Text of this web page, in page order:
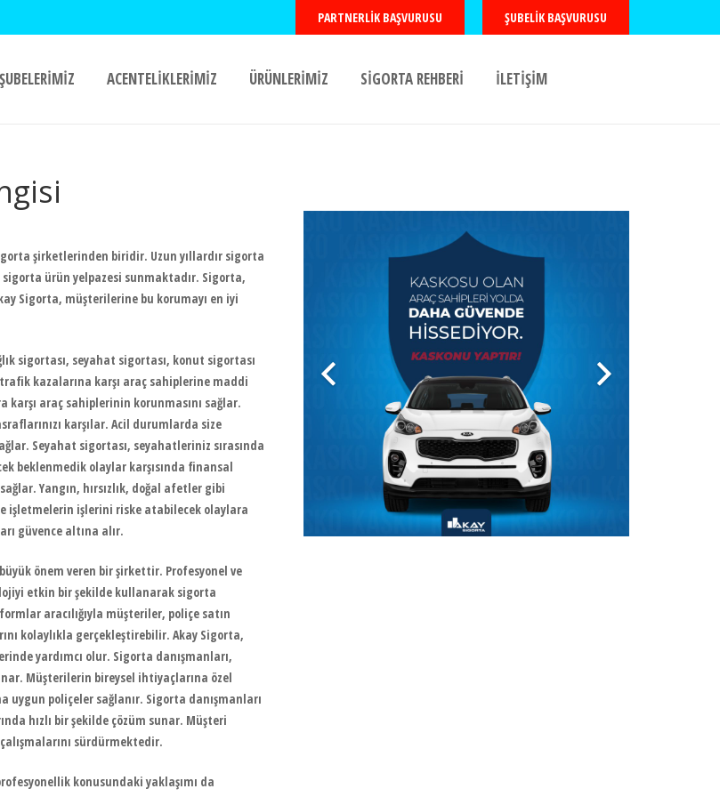
PARTNERLIK BAŞVURUSU ŞUBELIK BAŞVURUSU
ŞUBELERİMİZ ACENTELİKLERİMİZ ÜRÜNLERİMİZ SİGORTA REHBERİ İLETİŞİM
şirketlerinden biridir. Uzun yıllardır sigorta
ürün yelpazesi sunmaktadır. Sigorta,
Sigorta, müşterilerine bu korumayı en iyi
sigortası, seyahat sigortası, konut sigortası
kazalarına karşı araç sahiplerine maddi
araç sahiplerinin korunmasını sağlar.
karşılar. Acil durumlarda size
Seyahat sigortası, seyahatleriniz sırasında
beklenmedik olaylar karşısında finansal
Yangın, hırsızlık, doğal afetler gibi
işletmelerin işlerini riske atabilecek olaylara
güvence altına alır.
önem veren bir şirkettir. Profesyonel ve
etkin bir şekilde kullanarak sigorta
aracılığıyla müşteriler, poliçe satın
kolaylıkla gerçekleştirebilir. Akay Sigorta,
yardımcı olur. Sigorta danışmanları,
Müşterilerin bireysel ihtiyaçlarına özel
poliçeler sağlanır. Sigorta danışmanları
hızlı bir şekilde çözüm sunar. Müşteri
sürdürmektedir.
konusundaki yaklaşımı da